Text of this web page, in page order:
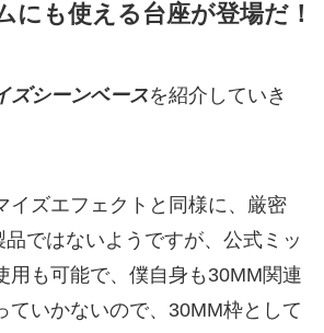
にも使える台座が登場だ！
ズシーンベースを紹介していき
イズエフェクトと同様に、厳密
ではないようですが、公式ミッ
用も可能で、僕自身も30MM関連
ていかないので、30MM枠として